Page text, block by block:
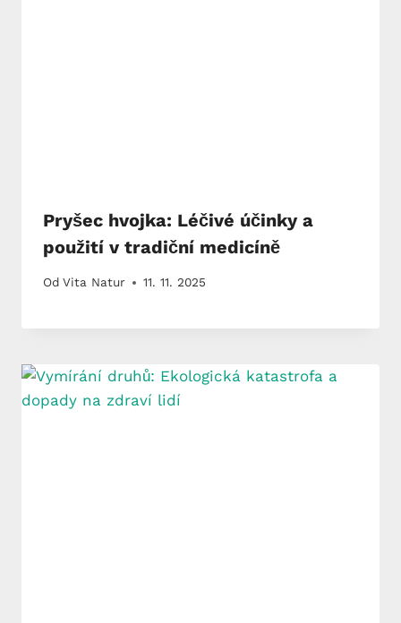
Pryšec hvojka: Léčivé účinky a
použití v tradiční medicíně
Od Vita Natur 11. 11. 2025